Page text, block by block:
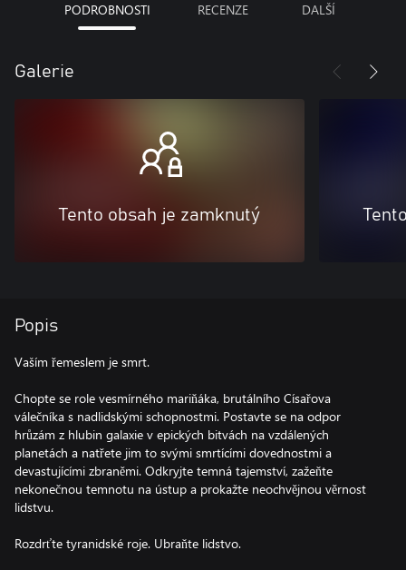
PODROBNOSTI RECENZE DALŠÍ
Galerie
Tento obsah je zamknutý
Popis
Vaším řemeslem je smrt.
Chopte se role vesmírného mariňáka, brutálního Císařova
válečníka s nadlidskými schopnostmi. Postavte se na odpor
hrůzám z hlubin galaxie v epických bitvách na vzdálených
planetách a natřete jim to svými smrtícími dovednostmi a
devastujícími zbraněmi. Odkryjte temná tajemství, zažeňte
nekonečnou temnotu na ústup a prokažte neochvějnou věrnost
lidstvu.
Rozdrťte tyranidské roje. Ubraňte lidstvo.